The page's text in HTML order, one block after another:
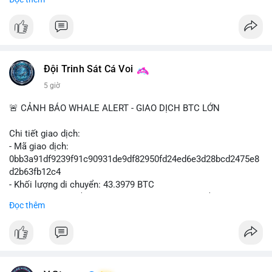
$btc $eth
#vlikevn #titanbot
Đội Trinh Sát Cá Voi
5 giờ
🚨 CẢNH BÁO WHALE ALERT - GIAO DỊCH BTC LỚN
Chi tiết giao dịch:
- Mã giao dịch:
0bb3a91df9239f91c90931de9df82950fd24ed6e3d28bcd2475e8
d2b63fb12c4
- Khối lượng di chuyển: 43.3979 BTC
USD)
- Thời gian: 04:18
Đọc thêm